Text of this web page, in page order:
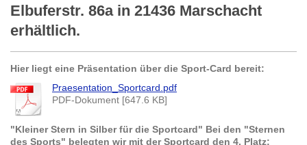
Elbuferstr. 86a in 21436 Marschacht
erhältlich.
Hier liegt eine Präsentation über die Sport-Card bereit:
Praesentation_Sportcard.pdf
PDF-Dokument [647.6 KB]
"Kleiner Stern in Silber für die Sportcard" Bei den "Sternen
des Sports" belegten wir mit der Sportcard den 4. Platz: